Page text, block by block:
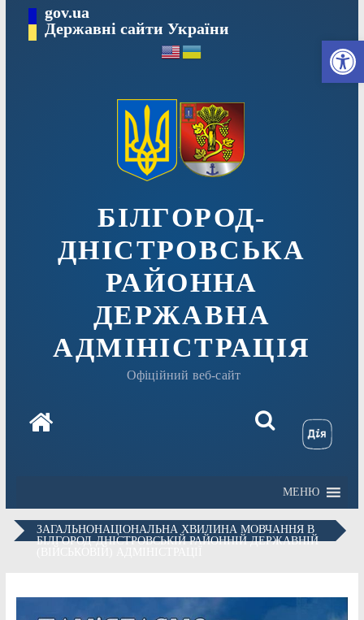
вмісту
gov.ua
Державні сайти України
БІЛГОРОД-
ДНІСТРОВСЬКА
РАЙОННА
ДЕРЖАВНА
АДМІНІСТРАЦІЯ
Офіційний веб-сайт
МЕНЮ
ЗАГАЛЬНОНАЦІОНАЛЬНА ХВИЛИНА МОВЧАННЯ В
БІЛГОРОД-ДНІСТРОВСЬКІЙ РАЙОННІЙ ДЕРЖАВНІЙ